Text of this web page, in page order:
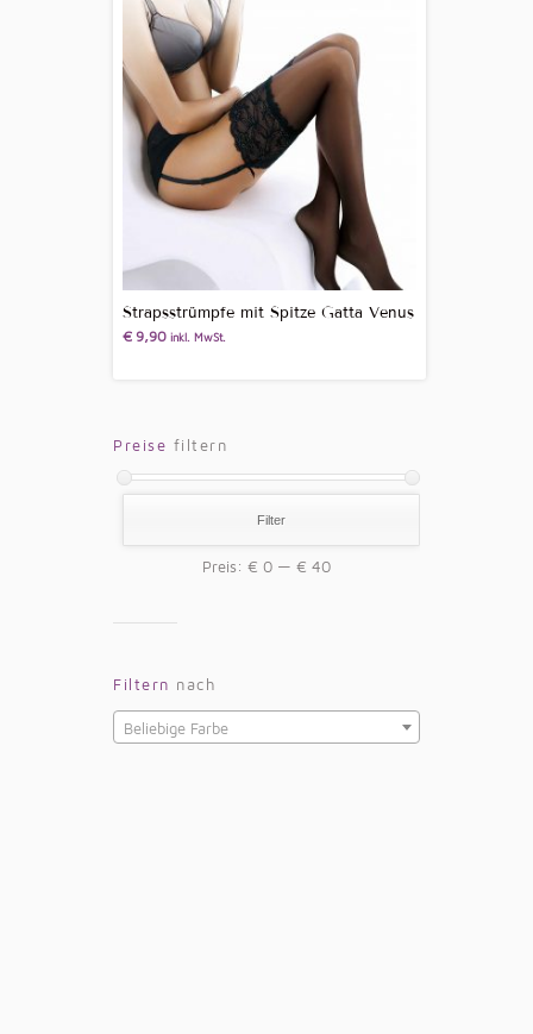
Strapsstrümpfe mit Spitze Gatta Venus
€9,90 inkl. MwSt.
Preise filtern
Filter
Preis: € 0 — € 40
Filtern nach
Beliebige Farbe